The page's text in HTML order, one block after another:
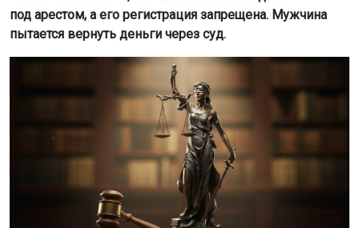
под арестом, а его регистрация запрещена. Мужчина
пытается вернуть деньги через суд.